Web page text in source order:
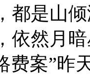
都是山
依然月
费案”